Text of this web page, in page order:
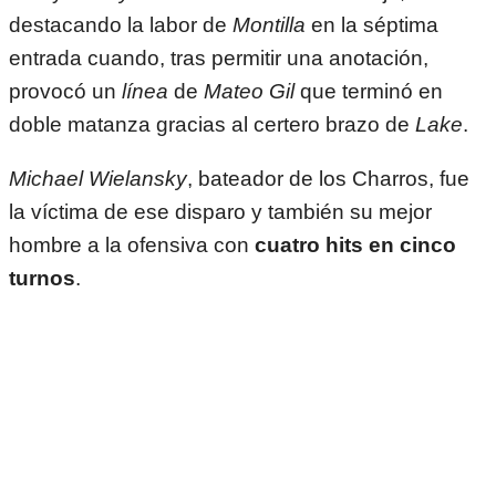
destacando la labor de Montilla en la séptima
entrada cuando, tras permitir una anotación,
provocó un línea de Mateo Gilque terminó en
doble matanza gracias al certero brazo de Lake.
Michael Wielansky, bateador de los Charros, fue
la víctima de ese disparo y también su mejor
hombre a la ofensiva con cuatro hits en cinco
turnos.